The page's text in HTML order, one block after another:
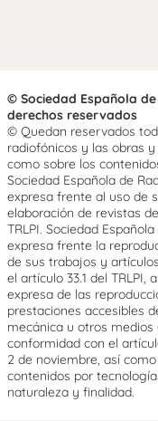
© Sociedad Española
derechos reservados
© Quedan reservados
radiofónicos y las obras
como sobre los
Sociedad Española de
expresa frente al uso de
elaboración de revistas
TRLPI. Sociedad
expresa frente la
de sus trabajos y
el artículo 33.1 del
expresa de las
prestaciones accesibles
mecánica u otros
conformidad con el
2 de noviembre, así
contenidos por
naturaleza y finalidad.